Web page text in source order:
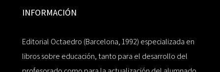
INFORMACIÓN
Editorial Octaedro (Barcelona, 1992) especializada en
libros sobre educación, tanto para el desarrollo del